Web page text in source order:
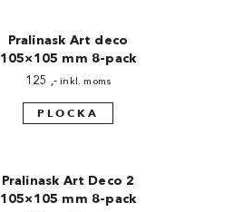
Pralinask Art deco
105×105 mm 8-pack
125 ,- inkl. moms
PLOCKA
Pralinask Art Deco 2
105×105 mm 8-pack